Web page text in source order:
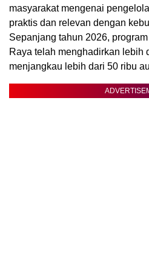
masyarakat mengenai
praktis dan relevan dengan
Sepanjang tahun 2026,
Raya telah menghadirkan lebih
menjangkau lebih dari 50 ribu